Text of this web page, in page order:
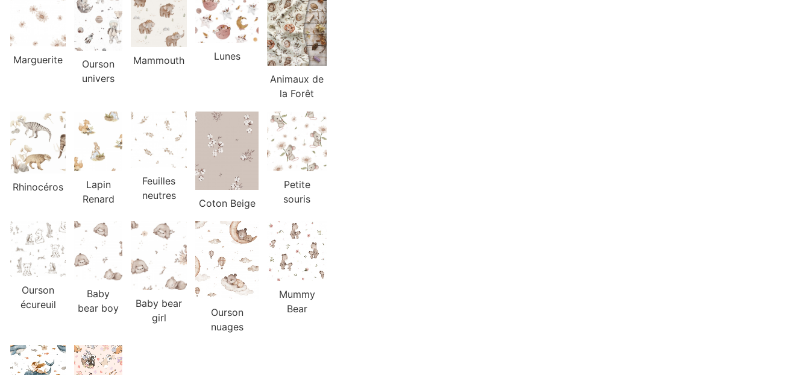
Marguerite
Ourson
univers
Mammouth
Lunes
Animaux de
la Forêt
Rhinocéros
Lapin
Renard
Feuilles
neutres
Coton Beige
Petite
souris
Ourson
écureuil
Baby
bear boy
Baby bear
girl
Ourson
nuages
Mummy
Bear